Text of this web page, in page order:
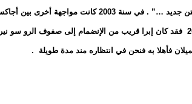
بالنسبة لي فهو فان باستن جديد …” . في سنة 2003
الأبطال أما في سنة 2006 فقد كان إبرا قريب من الإنضمام إلى صفوف
فأهلا به فنحن في انتظاره مند مدة طويلة .